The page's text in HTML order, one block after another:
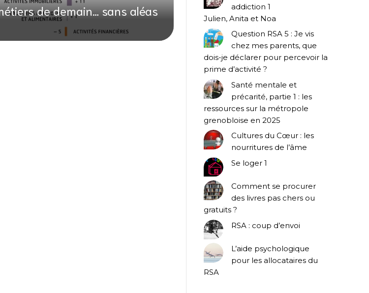
de demain… sans aléas
addiction 1
Julien, Anita et Noa
Question RSA 5 : Je vis
chez mes parents, que
dois-je déclarer pour percevoir la
prime d’activité ?
Santé mentale et
précarité, partie 1 : les
ressources sur la métropole
grenobloise en 2025
Cultures du Cœur : les
nourritures de l’âme
Se loger 1
Comment se procurer
des livres pas chers ou
gratuits ?
RSA : coup d’envoi
L’aide psychologique
pour les allocataires du
RSA